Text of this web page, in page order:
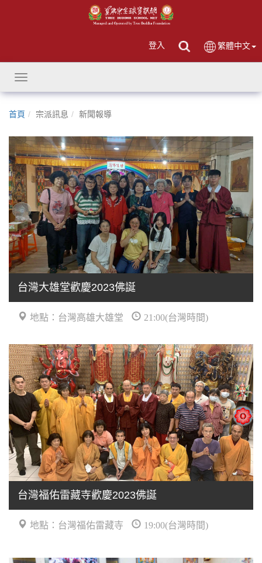
登入 繁體中文
Toggle
navigation
首頁 宗派訊息 新聞報導
台灣大雄堂歡慶2023佛誕
地點：台灣高雄大雄堂 21:00(台灣時間)
台灣福佑雷藏寺歡慶2023佛誕
地點：台灣福佑雷藏寺 19:00(台灣時間)